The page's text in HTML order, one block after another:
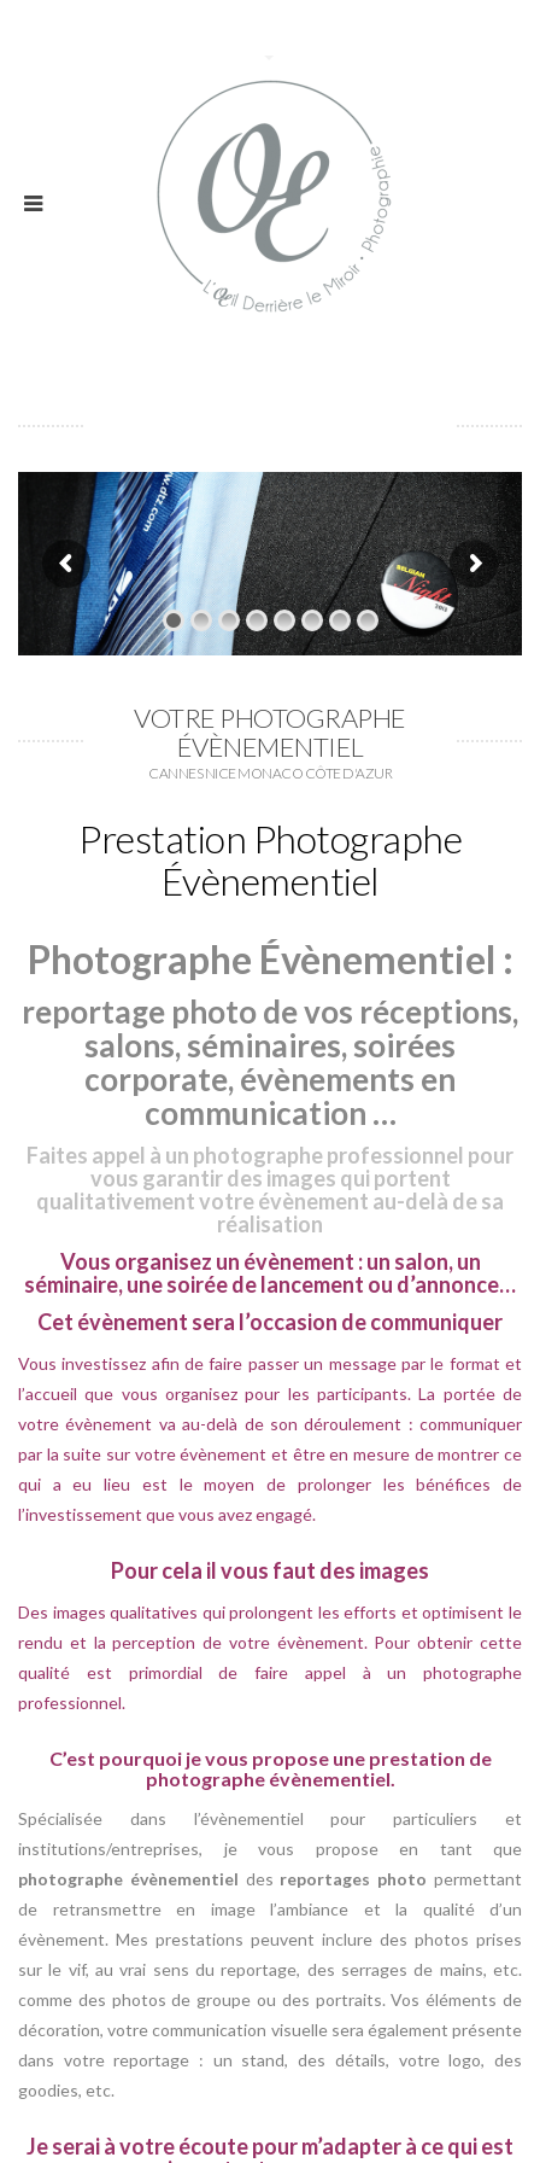
VOTRE PHOTOGRAPHE
ÉVÈNEMENTIEL
CANNES NICE MONACO CÔTE D'AZUR
Prestation Photographe
Évènementiel
Photographe Évènementiel :
reportage photo de vos réceptions,
salons, séminaires, soirées
corporate, évènements en
communication …
Faites appel à un photographe professionnel pour
vous garantir des images qui portent
qualitativement votre évènement au-delà de sa
réalisation
Vous organisez un évènement : un salon, un
séminaire, une soirée de lancement ou d’annonce…
Cet évènement sera l’occasion de communiquer
Vous investissez afin de faire passer un message par le format et
l’accueil que vous organisez pour les participants.La portée de
votre évènement va au-delà de son déroulement : communiquer
par la suite sur votre évènement et être en mesure de montrer ce
qui a eu lieu est le moyen de prolonger les bénéfices de
l’investissement que vous avez engagé.
Pour cela il vous faut des images
Des images qualitatives qui prolongent les efforts et optimisent le
rendu et la perception de votre évènement. Pour obtenir cette
qualité est primordial de faire appel à un photographe
professionnel.
C’est pourquoi je vous propose une prestation de
photographe évènementiel.
Spécialisée dans l’évènementiel pour particuliers et
institutions/entreprises, je vous propose en tant que
photographe évènementiel des reportages photo permettant
de retransmettre en image l’ambiance et la qualité d’un
évènement. Mes prestations peuvent inclure des photos prises
sur le vif, au vrai sens du reportage, des serrages de mains, etc.
comme des photos de groupe ou des portraits. Vos éléments de
décoration, votre communication visuelle sera également présente
dans votre reportage : un stand, des détails, votre logo, des
goodies, etc.
Je serai à votre écoute pour m’adapter à ce qui est